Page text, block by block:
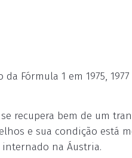
Fórmula 1 em 1975,
recupera bem de um
e sua condição está
internado na Áustria.